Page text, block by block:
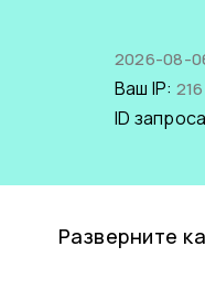
2026-08-
Ваш IP:
ID
Разверните